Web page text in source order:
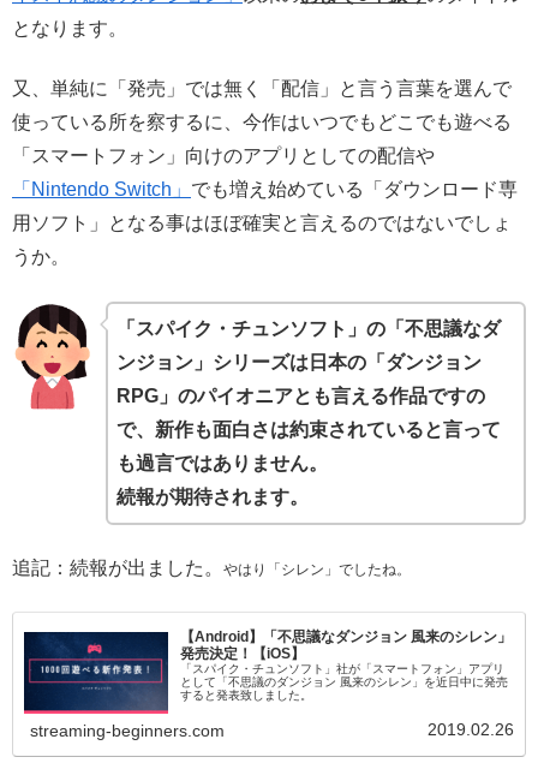
となります。
又、単純に「発売」では無く「配信」と言う言葉を選んで
使っている所を察するに、今作はいつでもどこでも遊べる
「スマートフォン」向けのアプリとしての配信や
「Nintendo Switch」 でも増え始めている「ダウンロード専
用ソフト」となる事はほぼ確実と言えるのではないでしょ
うか。
「スパイク・チュンソフト」の「不思議なダ
ンジョン」シリーズは日本の「ダンジョン
RPG」のパイオニアとも言える作品ですの
で、新作も面白さは約束されていると言って
も過言ではありません。
続報が期待されます。
追記：続報が出ました。 やはり「シレン」でしたね。
【Android】「不思議なダンジョン 風来のシレン」
発売決定！【iOS】
「スパイク・チュンソフト」社が「スマートフォン」アプリ
として「不思議のダンジョン 風来のシレン」を近日中に発売
すると発表致しました。
streaming-beginners.com 2019.02.26